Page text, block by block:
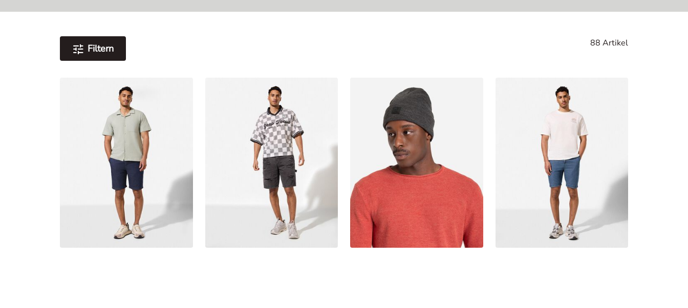
Filtern 88 Artikel